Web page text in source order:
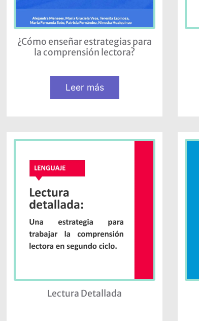
¿Cómo enseñar estrategias para
la comprensión lectora?
Leer más
Lectura Detallada